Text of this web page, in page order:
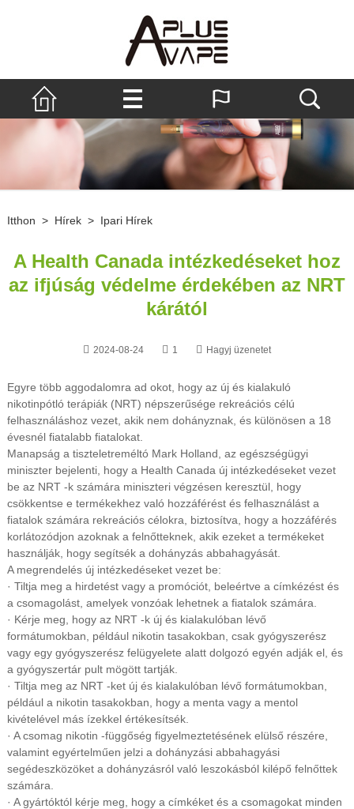
Itthon > Hírek > Ipari Hírek
A Health Canada intézkedéseket hoz
az ifjúság védelme érdekében az NRT
kárától
2024-08-24 1 Hagyj üzenetet
Egyre több aggodalomra ad okot, hogy az új és kialakuló
nikotinpótló terápiák (NRT) népszerűsége rekreációs célú
felhasználáshoz vezet, akik nem dohányznak, és különösen a 18
évesnél fiatalabb fiatalokat.
Manapság a tiszteletreméltó Mark Holland, az egészségügyi
miniszter bejelenti, hogy a Health Canada új intézkedéseket vezet
be az NRT -k számára miniszteri végzésen keresztül, hogy
csökkentse e termékekhez való hozzáférést és felhasználást a
fiatalok számára rekreációs célokra, biztosítva, hogy a hozzáférés
korlátozódjon azoknak a felnőtteknek, akik ezeket a termékeket
használják, hogy segítsék a dohányzás abbahagyását.
A megrendelés új intézkedéseket vezet be:
· Tiltja meg a hirdetést vagy a promóciót, beleértve a címkézést és
a csomagolást, amelyek vonzóak lehetnek a fiatalok számára.
· Kérje meg, hogy az NRT -k új és kialakulóban lévő
formátumokban, például nikotin tasakokban, csak gyógyszerész
vagy egy gyógyszerész felügyelete alatt dolgozó egyén adják el, és
a gyógyszertár pult mögött tartják.
· Tiltja meg az NRT -ket új és kialakulóban lévő formátumokban,
például a nikotin tasakokban, hogy a menta vagy a mentol
kivételével más ízekkel értékesítsék.
· A csomag nikotin -függőség figyelmeztetésének elülső részére,
valamint egyértelműen jelzi a dohányzási abbahagyási
segédeszközöket a dohányzásról való leszokásból kilépő felnőttek
számára.
· A gyártóktól kérje meg, hogy a címkéket és a csomagokat minden